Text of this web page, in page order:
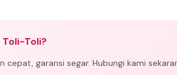
Toli-Toli?
cepat, garansi segar. Hubungi kami